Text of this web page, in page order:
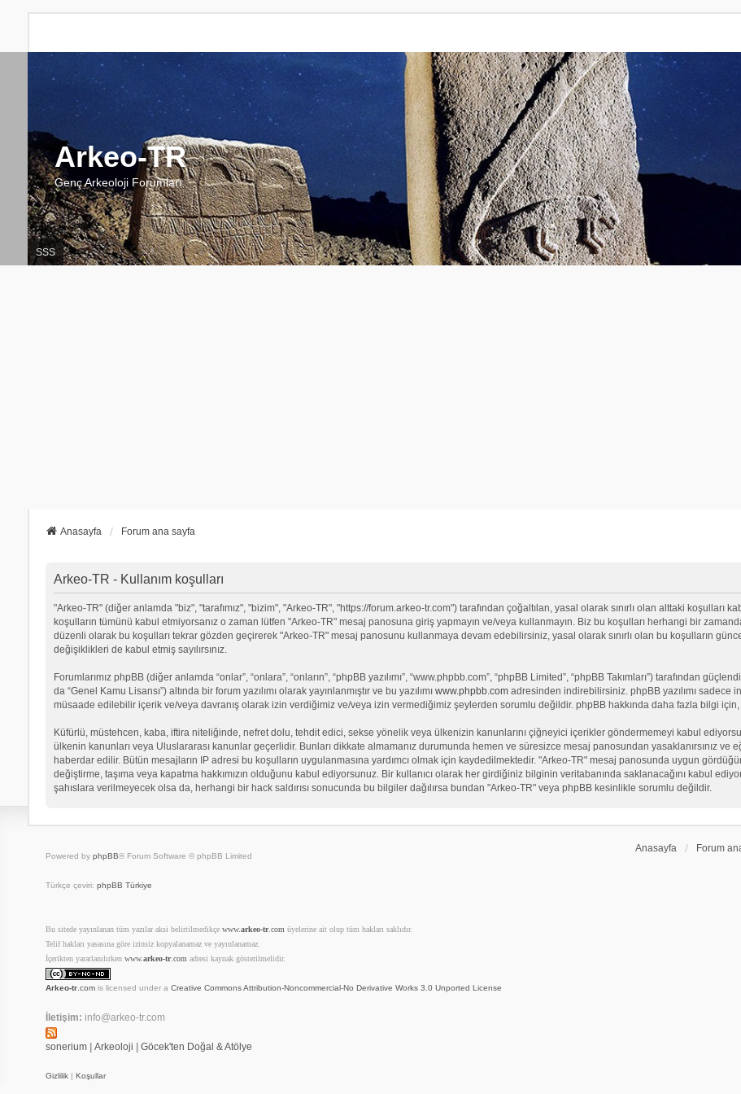
Arkeo-TR
Genç Arkeoloji Forumları
SSS
Anasayfa Forum ana sayfa
Arkeo-TR - Kullanım koşulları
"Arkeo-TR" (diğer anlamda "biz", "tarafımız", "bizim", "Arkeo-TR", "https://forum.arkeo-tr.com") tarafından çoğaltılan, yasal olarak sınırlı olan alttaki koşulları
koşulların tümünü kabul etmiyorsanız o zaman lütfen "Arkeo-TR" mesaj panosuna giriş yapmayın ve/veya kullanmayın. Biz bu koşulları herhangi bir
düzenli olarak bu koşulları tekrar gözden geçirerek "Arkeo-TR" mesaj panosunu kullanmaya devam edebilirsiniz, yasal olarak sınırlı olan bu koşulların
değişiklikleri de kabul etmiş sayılırsınız.
Forumlarımız phpBB (diğer anlamda “onlar”, “onlara”, “onların”, “phpBB yazılımı”, “www.phpbb.com”, “phpBB Limited”, “phpBB Takımları”) tarafından
da “Genel Kamu Lisansı”) altında bir forum yazılımı olarak yayınlanmıştır ve bu yazılımı www.phpbb.comadresinden indirebilirsiniz. phpBB yazılımı sadece
müsaade edilebilir içerik ve/veya davranış olarak izin verdiğimiz ve/veya izin vermediğimiz şeylerden sorumlu değildir. phpBB hakkında daha fazla bilgi için,
Küfürlü, müstehcen, kaba, iftira niteliğinde, nefret dolu, tehdit edici, sekse yönelik veya ülkenizin kanunlarını çiğneyici içerikler göndermemeyi kabul
ülkenin kanunları veya Uluslararası kanunlar geçerlidir. Bunları dikkate almamanız durumunda hemen ve süresizce mesaj panosundan yasaklanırsınız ve
haberdar edilir. Bütün mesajların IP adresi bu koşulların uygulanmasına yardımcı olmak için kaydedilmektedir. "Arkeo-TR" mesaj panosunda uygun
değiştirme, taşıma veya kapatma hakkımızın olduğunu kabul ediyorsunuz. Bir kullanıcı olarak her girdiğiniz bilginin veritabanında saklanacağını kabul
şahıslara verilmeyecek olsa da, herhangi bir hack saldırısı sonucunda bu bilgiler dağılırsa bundan "Arkeo-TR" veya phpBB kesinlikle sorumlu değildir.
Anasayfa Forum
Powered by phpBB® Forum Software © phpBB Limited
Türkçe çeviri: phpBB Türkiye
Bu sitede yayınlanan tüm yazılar aksi belirtilmedikçe www.arkeo-tr.com üyelerine ait olup tüm hakları saklıdır.
Telif hakları yasasına göre izinsiz kopyalanamaz ve yayınlanamaz.
İçerikten yararlanılırken www.arkeo-tr.com adresi kaynak gösterilmelidir.
Arkeo-tr.comis licensed under a Creative Commons Attribution-Noncommercial-No Derivative Works 3.0 Unported License
İletişim: info@arkeo-tr.com
sonerium Arkeoloji Göcek'ten Doğal & Atölye
Gizlilik| Koşullar